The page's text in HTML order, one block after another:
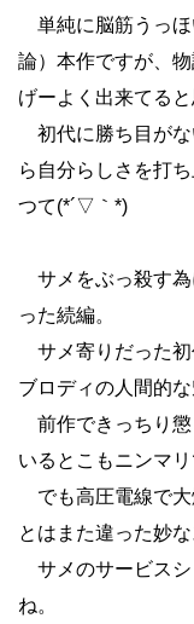
単純に脳筋うっほ
論）本作ですが、
げーよく出来てると
初代に勝ち目がな
ら自分らしさを打
つて(*´▽｀*)
サメをぶっ殺す為
った続編。
サメ寄りだった初
ブロディの人間的
前作できっちり懲
いるとこもニンマ
でも高圧電線で大
とはまた違った妙
サメのサービスシ
ね。